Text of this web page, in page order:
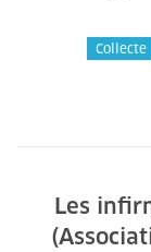
Collecte
Les